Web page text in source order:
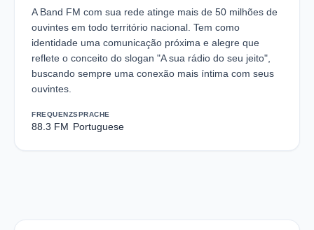
A Band FM com sua rede atinge mais de 50 milhões de
ouvintes em todo território nacional. Tem como
identidade uma comunicação próxima e alegre que
reflete o conceito do slogan "A sua rádio do seu jeito",
buscando sempre uma conexão mais íntima com seus
ouvintes.
FREQUENZ
88.3 FM
SPRACHE
Portuguese